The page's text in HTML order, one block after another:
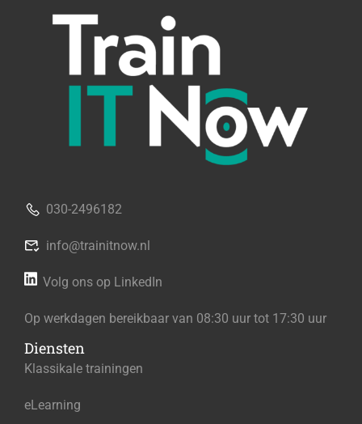
030-2496182
info@trainitnow.nl
Volg ons op LinkedIn
Op werkdagen bereikbaar van 08:30 uur tot 17:30 uur
Diensten
Klassikale trainingen
eLearning